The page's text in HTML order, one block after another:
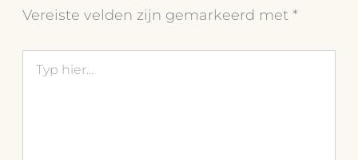
Vereiste velden zijn gemarkeerd met*
hier...